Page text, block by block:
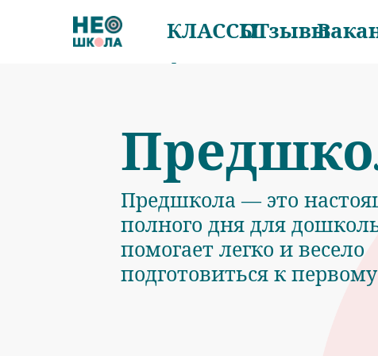
КЛАССЫОТзывы
Предшкола — это
полного дня для
помогает легко и весело
подготовиться к